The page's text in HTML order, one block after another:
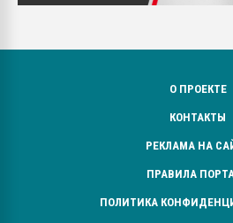
О ПРОЕКТЕ
КОНТАКТЫ
РЕКЛАМА НА
ПРАВИЛА
ПОЛИТИКА